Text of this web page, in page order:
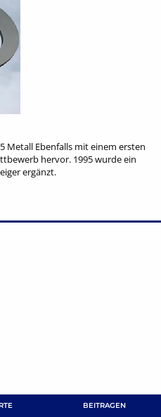
BEITRAGEN
Metall Ebenfalls mit einem ersten
hervor. 1995 wurde ein
ergänzt.